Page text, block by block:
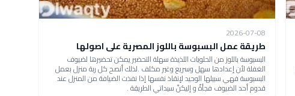
2026-07-08
طريقة عمل البسبوسة باللوز المصرية على اصولها
البسبوسة باللوز من الحلويات اللذيذة سهلة التحضير يمكن تحضيرها لضيوف
الغفلة لأن إعدادها سهل وسريع وغير مكلف .لذلك أنصح كل ربة منزل بعمل
البسبوسة فهي سبيلها الوحيد لإنقاذ نفسها إذا نفذت الضيافة من المنزل عند
قدوم أحد الضيوف فجأةً و إليكنّ سيداتي الطريقة .